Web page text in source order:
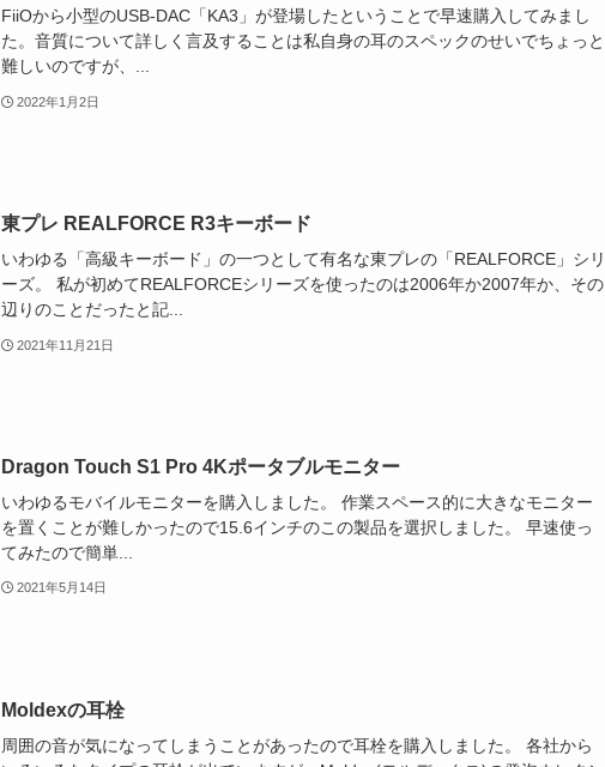
FiiOから小型のUSB-DAC「KA3」が登場したということで早速購入してみまし
た。音質について詳しく言及することは私自身の耳のスペックのせいでちょっと
難しいのですが、...
2022年1月2日
東プレ REALFORCE R3キーボード
いわゆる「高級キーボード」の一つとして有名な東プレの「REALFORCE」シリ
ーズ。 私が初めてREALFORCEシリーズを使ったのは2006年か2007年か、その
辺りのことだったと記...
2021年11月21日
Dragon Touch S1 Pro 4Kポータブルモニター
いわゆるモバイルモニターを購入しました。 作業スペース的に大きなモニター
を置くことが難しかったので15.6インチのこの製品を選択しました。 早速使っ
てみたので簡単...
2021年5月14日
Moldexの耳栓
周囲の音が気になってしまうことがあったので耳栓を購入しました。 各社から